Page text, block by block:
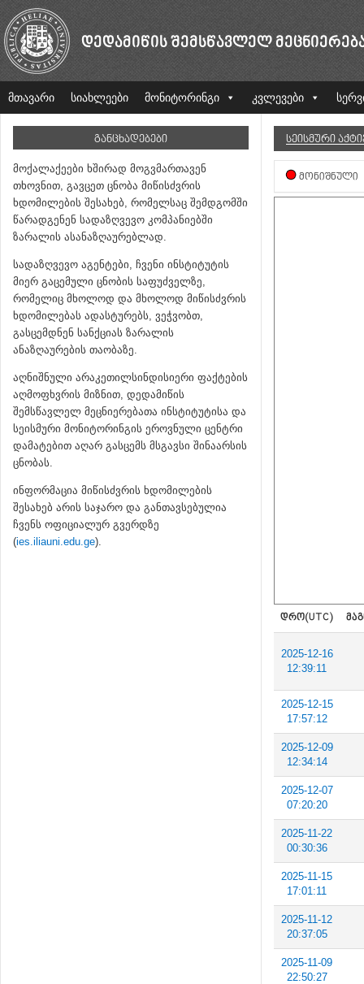
ᲓᲔᲓᲐᲛᲘᲬᲘᲡ ᲨᲔᲛᲡᲬᲐᲕᲚᲔᲚ
მთავარი სიახლეები მონიტორინგი კვლევები
ᲒᲐᲜᲪᲮᲐᲓᲔᲑᲔᲑᲘ
მოქალაქეები ხშირად მოგვმართავენ
თხოვნით, გავცეთ ცნობა მიწისძვრის
ხდომილების შესახებ, რომელსაც შემდგომში
წარადგენენ სადაზღვევო კომპანიებში
ზარალის ასანაზღაურებლად.
სადაზღვევო აგენტები, ჩვენი ინსტიტუტის
მიერ გაცემული ცნობის საფუძველზე,
რომელიც მხოლოდ და მხოლოდ მიწისძვრის
ხდომილებას ადასტურებს, ვეჭვობთ,
გასცემდნენ სანქციას ზარალის
ანაზღაურების თაობაზე.
აღნიშნული არაკეთილსინდისიერი ფაქტების
აღმოფხვრის მიზნით, დედამიწის
შემსწავლელ მეცნიერებათა ინსტიტუტისა და
სეისმური მონიტორინგის ეროვნული ცენტრი
დამატებით აღარ გასცემს მსგავსი შინაარსის
ცნობას.
ინფორმაცია მიწისძვრის ხდომილების
შესახებ არის საჯარო და განთავსებულია
ჩვენს ოფიციალურ გვერდზე
(ies.iliauni.edu.ge).
ᲡᲔᲘᲡᲛᲣᲠᲘ
ᲛᲝᲜᲘᲨᲜᲣᲚᲘ
ᲓᲠᲝ(UTC)
2025-12-16
12:39:11
2025-12-15
17:57:12
2025-12-09
12:34:14
2025-12-07
07:20:20
2025-11-22
00:30:36
2025-11-15
17:01:11
2025-11-12
20:37:05
2025-11-09
22:50:27